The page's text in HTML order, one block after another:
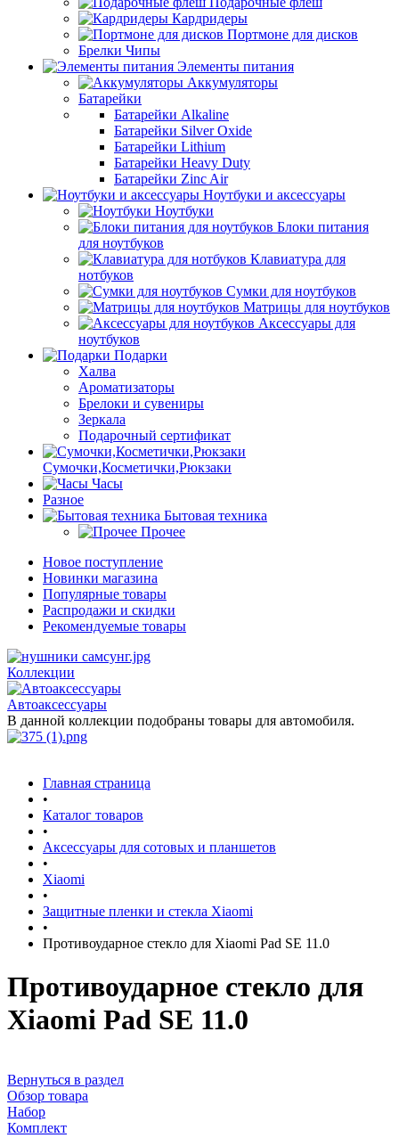
Кардридеры
Портмоне для дисков
Брелки Чипы
Элементы питания
Аккумуляторы
Батарейки
Батарейки Alkaline
Батарейки Silver Oxide
Батарейки Lithium
Батарейки Heavy Duty
Батарейки Zinc Air
Ноутбуки и аксессуары
Ноутбуки
Блоки питания
для ноутбуков
Клавиатура для
нотбуков
Сумки для ноутбуков
Матрицы для ноутбуков
Аксессуары для
ноутбуков
Подарки
Халва
Ароматизаторы
Брелоки и сувениры
Зеркала
Подарочный сертификат
Сумочки,Косметички,Рюкзаки
Часы
Разное
Бытовая техника
Прочее
Новое поступление
Новинки магазина
Популярные товары
Распродажи и скидки
Рекомендуемые товары
Коллекции
Автоаксессуары
В данной коллекции подобраны товары для автомобиля.
Главная страница
•
Каталог товаров
•
Аксессуары для сотовых и планшетов
•
Xiaomi
•
Защитные пленки и стекла Xiaomi
•
Противоударное стекло для Xiaomi Pad SE 11.0
Противоударное стекло для
Xiaomi Pad SE 11.0
Вернуться в раздел
Обзор товара
Набор
Комплект